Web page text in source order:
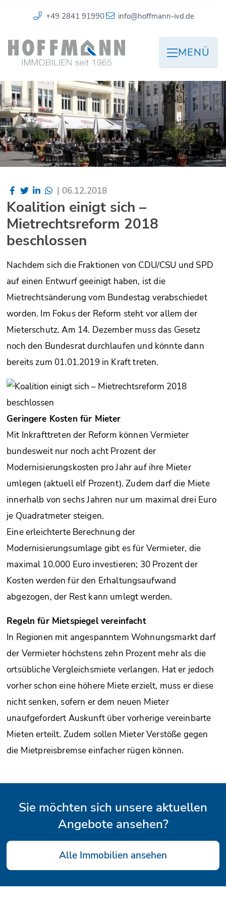
+49 2841 91990 info@hoffmann-ivd.de
MENÜ
| 06.12.2018
Koalition einigt sich –
Mietrechtsreform 2018
beschlossen
Nachdem sich die Fraktionen von CDU/CSU und SPD
auf einen Entwurf geeinigt haben, ist die
Mietrechtsänderung vom Bundestag verabschiedet
worden. Im Fokus der Reform steht vor allem der
Mieterschutz. Am 14. Dezember muss das Gesetz
noch den Bundesrat durchlaufen und könnte dann
bereits zum 01.01.2019 in Kraft treten.
Geringere Kosten für Mieter
Mit Inkrafttreten der Reform können Vermieter
bundesweit nur noch acht Prozent der
Modernisierungskosten pro Jahr auf ihre Mieter
umlegen (aktuell elf Prozent). Zudem darf die Miete
innerhalb von sechs Jahren nur um maximal drei Euro
je Quadratmeter steigen.
Eine erleichterte Berechnung der
Modernisierungsumlage gibt es für Vermieter, die
maximal 10.000 Euro investieren; 30 Prozent der
Kosten werden für den Erhaltungsaufwand
abgezogen, der Rest kann umlegt werden.
Regeln für Mietspiegel vereinfacht
In Regionen mit angespanntem Wohnungsmarkt darf
der Vermieter höchstens zehn Prozent mehr als die
ortsübliche Vergleichsmiete verlangen. Hat er jedoch
vorher schon eine höhere Miete erzielt, muss er diese
nicht senken, sofern er dem neuen Mieter
unaufgefordert Auskunft über vorherige vereinbarte
Mieten erteilt. Zudem sollen Mieter Verstöße gegen
die Mietpreisbremse einfacher rügen können.
Sie möchten sich unsere aktuellen
Angebote ansehen?
Alle Immobilien ansehen